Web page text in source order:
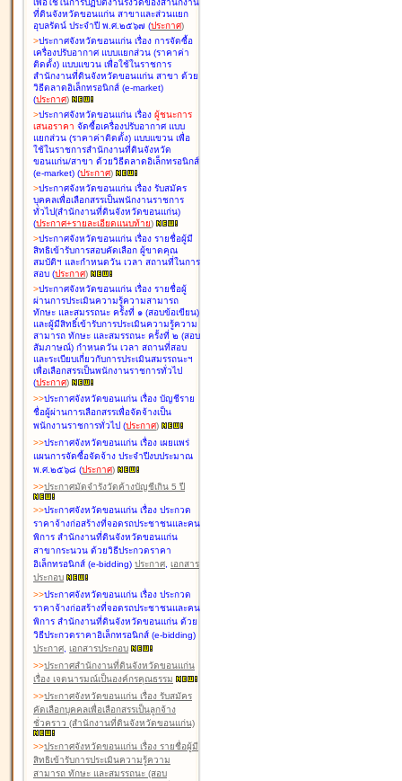
เพื่อใช้ในการปฏิบัติงานรังวัดของสำนักงาน
ที่ดินจังหวัดขอนแก่น สาขาและส่วนแยก
อุบลรัตน์ ประจำปี พ.ศ.๒๕๖๗ (ประกาศ)
>ประกาศจังหวัดขอนแก่น เรื่อง การจัดซื้อ
เครื่องปรับอากาศ แบบแยกส่วน (ราคาค่า
ติดตั้ง) แบบแขวน เพื่อใช้ในราชการ
สำนักงานที่ดินจังหวัดขอนแก่น สาขา ด้วย
วิธีตลาดอิเล็กทรอนิกส์ (e-market)
(ประกาศ)
>ประกาศจังหวัดขอนแก่น เรื่อง ผู้ชนะการ
เสนอราคา จัดซื้อเครื่องปรับอากาศ แบบ
แยกส่วน (ราคาค่าติดตั้ง) แบบแขวน เพื่อ
ใช้ในราชการสำนักงานที่ดินจังหวัด
ขอนแก่น/สาขา ด้วยวิธีตลาดอิเล็กทรอนิกส์
(e-market) (ประกาศ)
>ประกาศจังหวัดขอนแก่น เรื่อง รับสมัคร
บุคคลเพื่อเลือกสรรเป็นพนักงานราชการ
ทั่วไป(สำนักงานที่ดินจังหวัดขอนแก่น)
(ประกาศ+รายละเอียดแนบท้าย)
>ประกาศจังหวัดขอนแก่น เรื่อง รายชื่อผู้มี
สิทธิเข้ารับการสอบคัดเลือก ผู้ขาดคุณ
สมบัติฯ และกำหนดวัน เวลา สถานที่ในการ
สอบ (ประกาศ)
>ประกาศจังหวัดขอนแก่น เรื่อง รายชื่อผู้
ผ่านการประเมินความรู้ความสามารถ
ทักษะ และสมรรถนะ ครั้งที่ ๑ (สอบข้อเขียน)
และผู้มีสิทธิ์เข้ารับการประเมินความรู้ความ
สามารถ ทักษะ และสมรรถนะ ครั้งที่ ๒ (สอบ
สัมภาษณ์) กำหนดวัน เวลา สถานที่สอบ
และระเบียบเกี่ยวกับการประเมินสมรรถนะฯ
เพื่อเลือกสรรเป็นพนักงานราชการทั่วไป
(ประกาศ)
>>ประกาศจังหวัดขอนแก่น เรื่อง บัญชีราย
ชื่อผู้ผ่านการเลือกสรรเพื่อจัดจ้างเป็น
พนักงานราชการทั่วไป (ประกาศ)
>>ประกาศจังหวัดขอนแก่น เรื่อง เผยแพร่
แผนการจัดซื้อจัดจ้าง ประจำปีงบประมาณ
พ.ศ.๒๕๖๘ (ประกาศ)
>>ประกาศมัดจำรังวัดค้างบัญชีเกิน 5 ปี
>>ประกาศจังหวัดขอนแก่น เรื่อง ประกวด
ราคาจ้างก่อสร้างที่จอดรถประชาชนและคน
พิการ สำนักงานที่ดินจังหวัดขอนแก่น
สาขากระนวน ด้วยวิธีประกวดราคา
อิเล็กทรอนิกส์ (e-bidding) ประกาศ, เอกสาร
ประกอบ
>>ประกาศจังหวัดขอนแก่น เรื่อง ประกวด
ราคาจ้างก่อสร้างที่จอดรถประชาชนและคน
พิการ สำนักงานที่ดินจังหวัดขอนแก่น ด้วย
วิธีประกวดราคาอิเล็กทรอนิกส์ (e-bidding)
ประกาศ, เอกสารประกอบ
>>ประกาศสำนักงานที่ดินจังหวัดขอนแก่น
เรื่อง เจตนารมณ์เป็นองค์กรคุณธรรม
>>ประกาศจังหวัดขอนแก่น เรื่อง รับสมัคร
คัดเลือกบุคคลเพื่อเลือกสรรเป็นลูกจ้าง
ชั่วคราว (สำนักงานที่ดินจังหวัดขอนแก่น)
>>ประกาศจังหวัดขอนแก่น เรื่อง รายชื่อผู้มี
สิทธิเข้ารับการประเมินความรู้ความ
สามารถ ทักษะ และสมรรถนะ (สอบ